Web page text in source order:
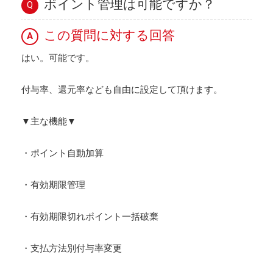
Q ポイント管理は可能ですか？
A この質問に対する回答
はい。可能です。
付与率、還元率なども自由に設定して頂けます。
▼主な機能▼
・ポイント自動加算
・有効期限管理
・有効期限切れポイント一括破棄
・支払方法別付与率変更